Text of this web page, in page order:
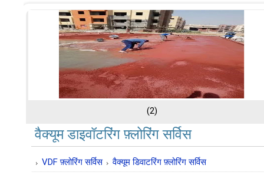
(2)
वैक्यूम डाइवॉटरिंग फ़्लोरिंग सर्विस
VDF फ़्लोरिंग सर्विस वैक्यूम डिवाटरिंग फ़्लोरिंग सर्विस